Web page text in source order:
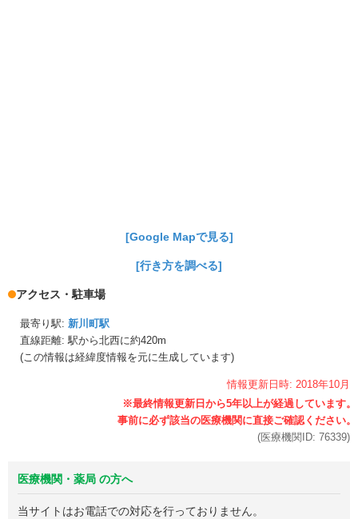
[Google Mapで見る]
[行き方を調べる]
アクセス・駐車場
最寄り駅: 新川町駅
直線距離: 駅から北西に約420m
(この情報は経緯度情報を元に生成しています)
情報更新日時: 2018年10月
(医療機関ID: 76339)
医療機関・薬局 の方へ
当サイトはお電話での対応を行っておりません。